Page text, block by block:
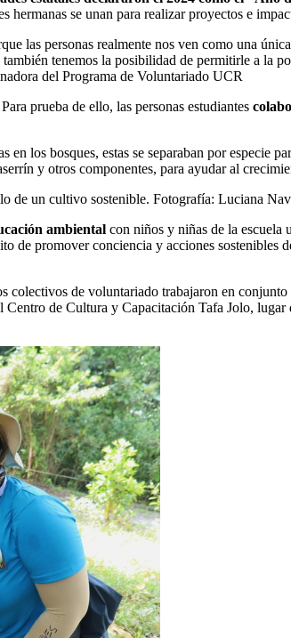
se unan para realizar proyectos e
las personas realmente nos ven como una
tenemos la posibilidad de permitirle a la
del Programa de Voluntariado UCR
prueba de ello, las personas estudiantes
los bosques, estas se separaban por especie
y otros componentes, para ayudar al
de un cultivo sostenible. Fotografía: Luciana
ambiental con niños y niñas de la escuela
de promover conciencia y acciones sostenibles
de voluntariado trabajaron en
de Cultura y Capacitación Tafa Jolo,